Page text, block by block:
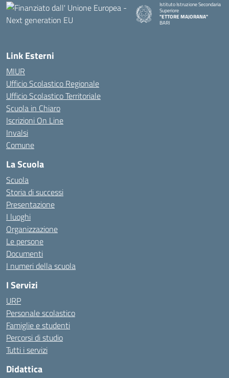
Istituto Istruzione Secondaria
Superiore
"ETTORE MAJORANA"
BARI
Link Esterni
MIUR
Ufficio Scolastico Regionale
Ufficio Scolastico Territoriale
Scuola in Chiaro
Iscrizioni On Line
Invalsi
Comune
La Scuola
Scuola
Storia di successi
Presentazione
I luoghi
Organizzazione
Le persone
Documenti
I numeri della scuola
I Servizi
URP
Personale scolastico
Famiglie e studenti
Percorsi di studio
Tutti i servizi
Didattica